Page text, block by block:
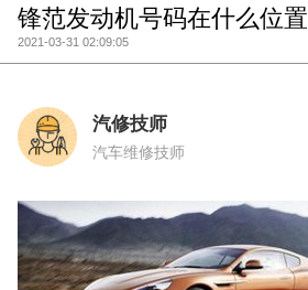
锋范发动机号码在什么位置
2021-03-31 02:09:05
汽修技师
汽车维修技师